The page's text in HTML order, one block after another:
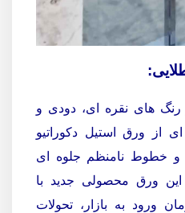
های نقره ای، دودی و
از ورق استیل دکوراتیو
و خطوط نامنظم جلوه ای
این ورق محصولی جدید با
ورود به بازار، تحولات